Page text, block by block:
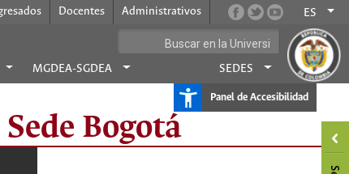
Docentes Administrativos ES
MGDEA-SGDEA SEDES
Panel de Accesibilidad
Bogotá